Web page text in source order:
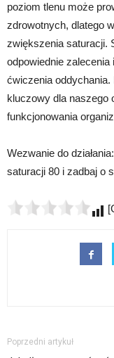
poziom tlenu może
zdrowotnych, dlatego
zwiększenia saturacji.
odpowiednie
ćwiczenia
kluczowy dla naszego
funkcjonowania
Wezwanie do
saturacji 80 i zadbaj o
Poprzedni artykuł